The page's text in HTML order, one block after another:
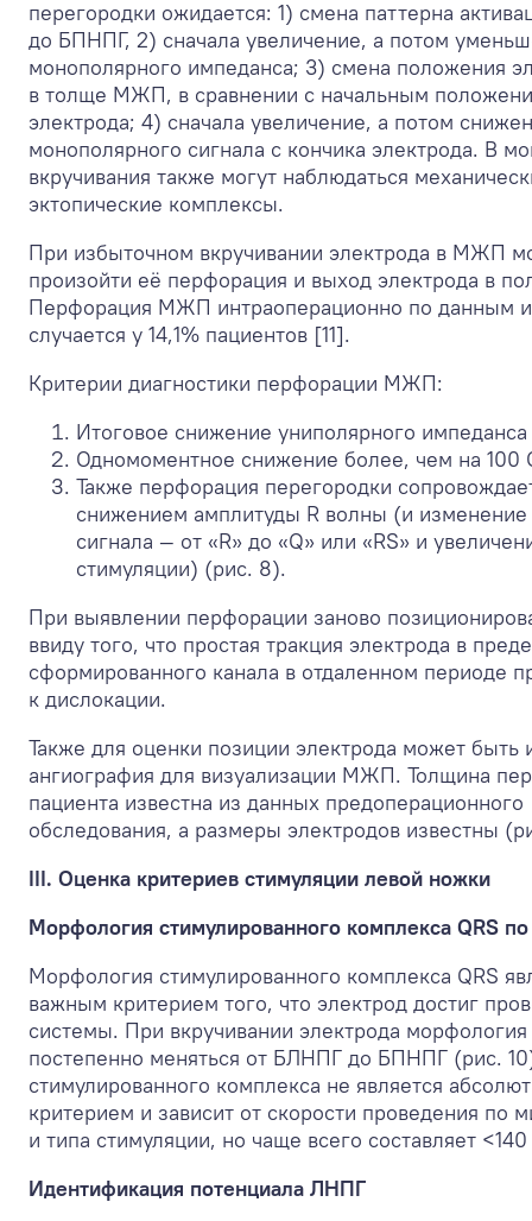
перегородки ожидается: 1) смена паттерна
до БПНПГ, 2) сначала увеличение, а потом
монополярного импеданса; 3) смена положения
в толще МЖП, в сравнении с начальным
электрода; 4) сначала увеличение, а потом
монополярного сигнала с кончика электрода. В
вкручивания также могут наблюдаться
эктопические комплексы.
При избыточном вкручивании электрода в МЖП
произойти её перфорация и выход электрода в
Перфорация МЖП интраоперационно по данным
случается у 14,1% пациентов [11].
Критерии диагностики перфорации МЖП:
Итоговое снижение униполярного
Одномоментное снижение более, чем на 100
Также перфорация перегородки
снижением амплитуды R волны (и
сигнала — от «R» до «Q» или «RS» и
стимуляции) (рис. 8).
При выявлении перфорации заново
ввиду того, что простая тракция электрода в
сформированного канала в отдаленном периоде
к дислокации.
Также для оценки позиции электрода может быть
ангиография для визуализации МЖП. Толщина
пациента известна из данных предоперационного
обследования, а размеры электродов известны
III. Оценка критериев стимуляции левой ножки
Морфология стимулированного комплекса QRS
Морфология стимулированного комплекса QRS
важным критерием того, что электрод достиг
системы. При вкручивании электрода морфология
постепенно меняться от БЛНПГ до БПНПГ (рис.
стимулированного комплекса не является
критерием и зависит от скорости проведения по
и типа стимуляции, но чаще всего составляет
Идентификация потенциала ЛНПГ